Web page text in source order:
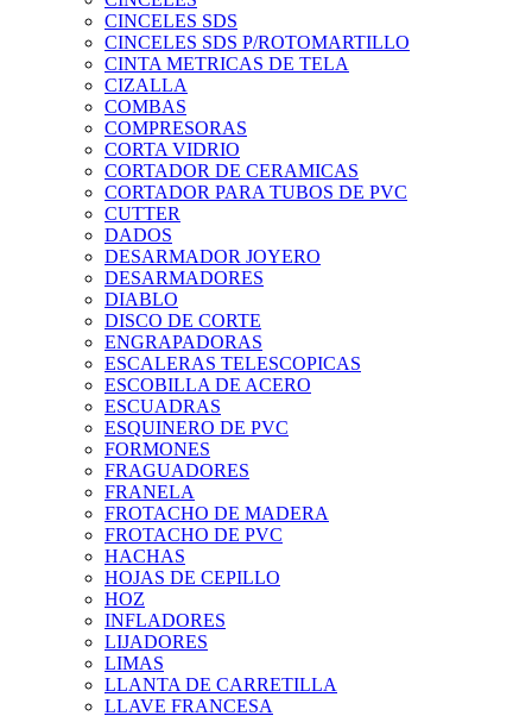
CINCELES SDS
CINCELES SDS P/ROTOMARTILLO
CINTA METRICAS DE TELA
CIZALLA
COMBAS
COMPRESORAS
CORTA VIDRIO
CORTADOR DE CERAMICAS
CORTADOR PARA TUBOS DE PVC
CUTTER
DADOS
DESARMADOR JOYERO
DESARMADORES
DIABLO
DISCO DE CORTE
ENGRAPADORAS
ESCALERAS TELESCOPICAS
ESCOBILLA DE ACERO
ESCUADRAS
ESQUINERO DE PVC
FORMONES
FRAGUADORES
FRANELA
FROTACHO DE MADERA
FROTACHO DE PVC
HACHAS
HOJAS DE CEPILLO
HOZ
INFLADORES
LIJADORES
LIMAS
LLANTA DE CARRETILLA
LLAVE FRANCESA